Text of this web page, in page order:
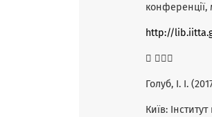
конференції,
http://
 
Голуб, І. І.
Київ: